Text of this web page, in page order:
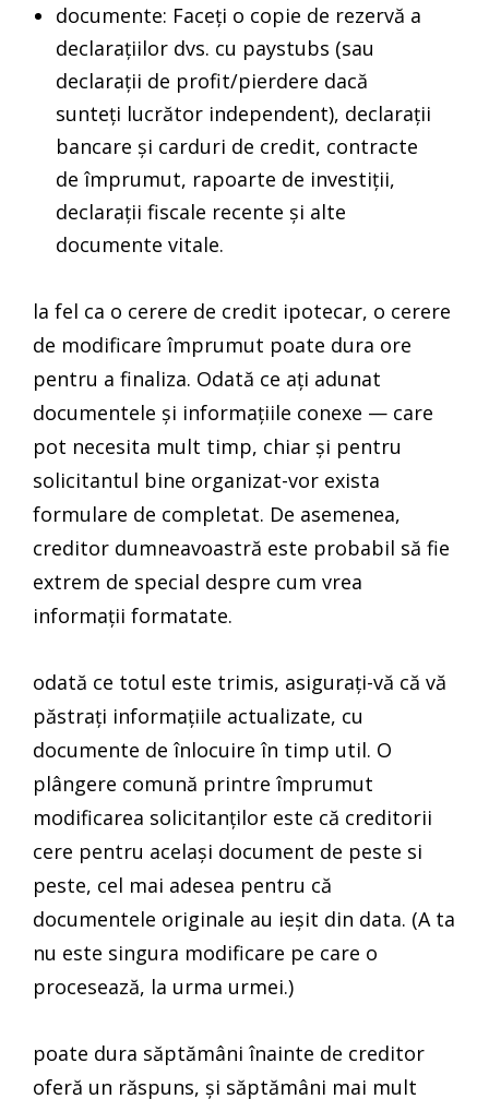
documente: Faceți o copie de rezervă a
declarațiilor dvs. cu paystubs (sau
declarații de profit/pierdere dacă
sunteți lucrător independent), declarații
bancare și carduri de credit, contracte
de împrumut, rapoarte de investiții,
declarații fiscale recente și alte
documente vitale.
la fel ca o cerere de credit ipotecar, o cerere
de modificare împrumut poate dura ore
pentru a finaliza. Odată ce ați adunat
documentele și informațiile conexe — care
pot necesita mult timp, chiar și pentru
solicitantul bine organizat-vor exista
formulare de completat. De asemenea,
creditor dumneavoastră este probabil să fie
extrem de special despre cum vrea
informații formatate.
odată ce totul este trimis, asigurați-vă că vă
păstrați informațiile actualizate, cu
documente de înlocuire în timp util. O
plângere comună printre împrumut
modificarea solicitanților este că creditorii
cere pentru același document de peste si
peste, cel mai adesea pentru că
documentele originale au ieșit din data. (A ta
nu este singura modificare pe care o
procesează, la urma urmei.)
poate dura săptămâni înainte de creditor
oferă un răspuns, și săptămâni mai mult